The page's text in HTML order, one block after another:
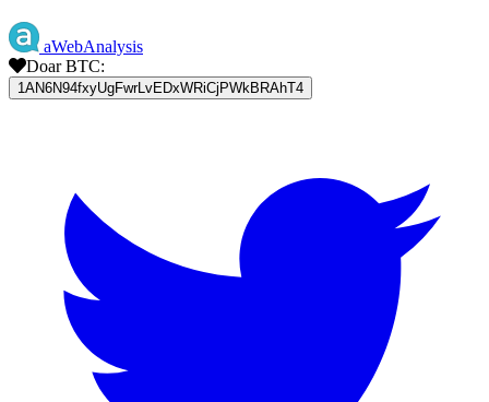
aWebAnalysis
Doar BTC:
1AN6N94fxyUgFwrLvEDxWRiCjPWkBRAhT4